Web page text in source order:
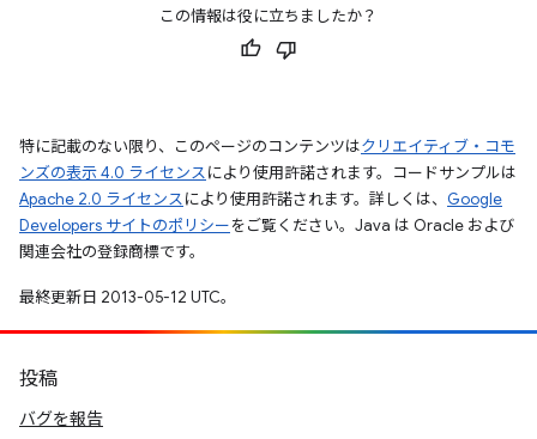
この情報は役に立ちましたか？
特に記載のない限り、このページのコンテンツはクリエイティブ・コモ
ンズの表示 4.0 ライセンスにより使用許諾されます。コードサンプルは
Apache 2.0 ライセンスにより使用許諾されます。詳しくは、 Google
Developers サイトのポリシーをご覧ください。Java は Oracle および
関連会社の登録商標です。
最終更新日 2013-05-12 UTC。
投稿
バグを報告